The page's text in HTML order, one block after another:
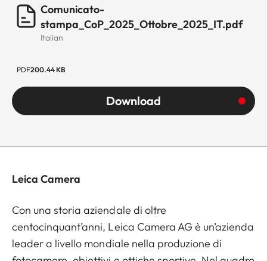
Comunicato-
stampa_CoP_2025_Ottobre_2025_IT.pdf
Italian
PDF200.44 KB
Download
Leica Camera
Con una storia aziendale di oltre
centocinquant’anni, Leica Camera AG è un’azienda
leader a livello mondiale nella produzione di